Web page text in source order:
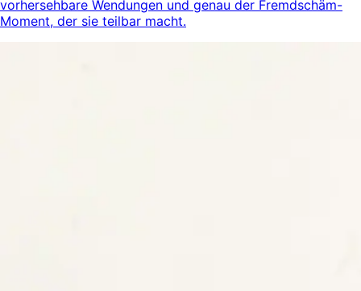
vorhersehbare Wendungen und genau der Fremdschäm-
Moment, der sie teilbar macht.